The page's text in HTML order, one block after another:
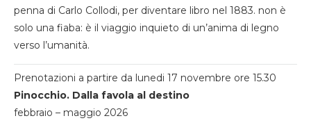
penna di Carlo Collodi, per diventare libro nel 1883. non è
solo una fiaba: è il viaggio inquieto di un’anima di legno
verso l’umanità.
Prenotazioni a partire da lunedi 17 novembre ore 15.30
Pinocchio. Dalla favola al destino
febbraio – maggio 2026